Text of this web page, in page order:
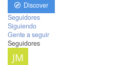
Discover
Seguidores
Siguiendo
Gente a seguir
Seguidores